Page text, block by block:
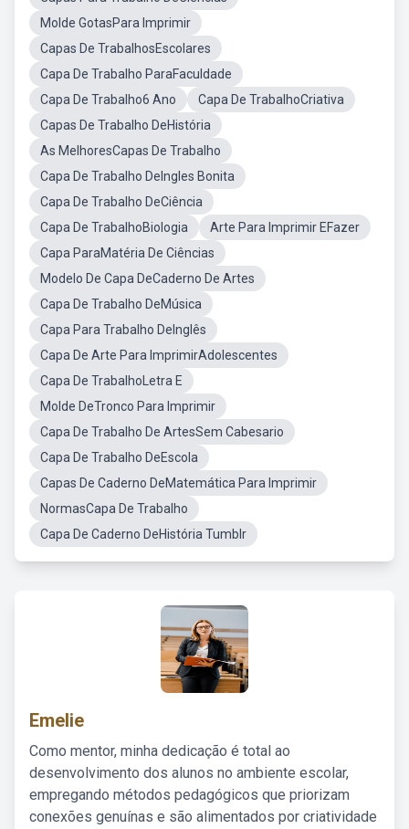
Molde GotasPara Imprimir
Capas De TrabalhosEscolares
Capa De Trabalho ParaFaculdade
Capa De Trabalho6 Ano
Capa De TrabalhoCriativa
Capas De Trabalho DeHistória
As MelhoresCapas De Trabalho
Capa De Trabalho DeIngles Bonita
Capa De Trabalho DeCiência
Capa De TrabalhoBiologia
Arte Para Imprimir EFazer
Capa ParaMatéria De Ciências
Modelo De Capa DeCaderno De Artes
Capa De Trabalho DeMúsica
Capa Para Trabalho DeInglês
Capa De Arte Para ImprimirAdolescentes
Capa De TrabalhoLetra E
Molde DeTronco Para Imprimir
Capa De Trabalho De ArtesSem Cabesario
Capa De Trabalho DeEscola
Capas De Caderno DeMatemática Para Imprimir
NormasCapa De Trabalho
Capa De Caderno DeHistória Tumblr
Emelie
Como mentor, minha dedicação é total ao
desenvolvimento dos alunos no ambiente escolar,
empregando métodos pedagógicos que priorizam
conexões genuínas e são alimentados por criatividade